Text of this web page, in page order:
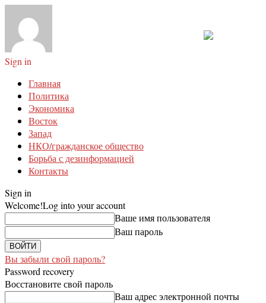
Sign in
Главная
Политика
Экономика
Восток
Запад
НКО/гражданское общество
Борьба с дезинформацией
Контакты
Sign in
Welcome!Log into your account
Ваше имя пользователя
Ваш пароль
Вы забыли свой пароль?
Password recovery
Восстановите свой пароль
Ваш адрес электронной почты